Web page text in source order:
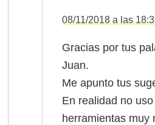
08/11/2018 a las
Gracias por tus
Juan.
Me apunto tus
En realidad no uso
herramientas muy